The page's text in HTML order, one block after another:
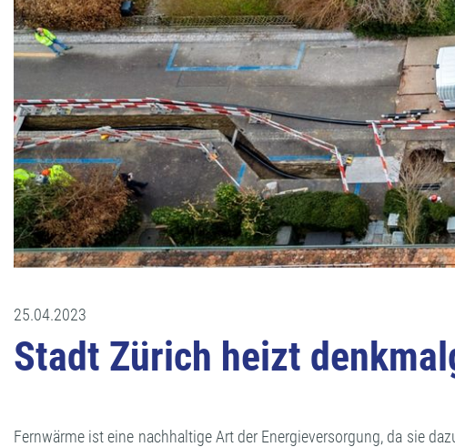
25.04.2023
Stadt Zürich heizt
Fernwärme ist eine nachhaltige Art der Energieversorgung, da sie